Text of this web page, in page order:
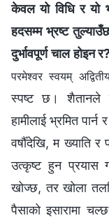
केवल यो विधि र यो
हदसम्म भ्रष्ट
दुर्भावपूर्ण चाल होइन
परमेश्‍वर स्वयम्
स्पष्ट छ। शैतानले
हामीलाई भ्रमित पार्न
वर्षौँदेखि, म ख्याति
उत्कृष्ट हुन प्रयास
खोज्छ, तर खोला
पैसाको इसारामा